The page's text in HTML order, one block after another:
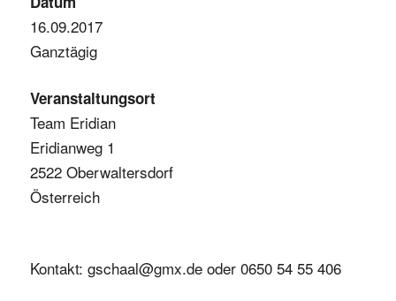
16.09.2017
Ganztägig
Veranstaltungsort
Team Eridian
Eridianweg 1
2522 Oberwaltersdorf
Österreich
Kontakt: gschaal@gmx.de oder 0650 54 55 406